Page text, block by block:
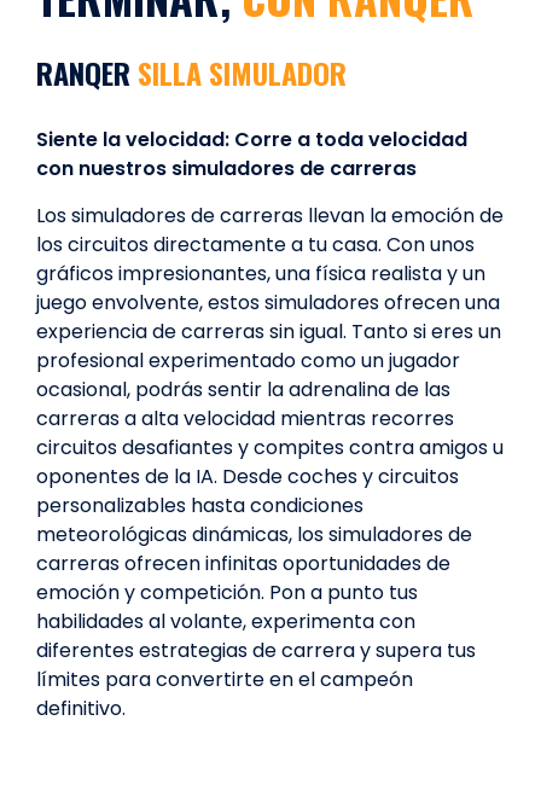
RANQER SILLA SIMULADOR
Siente la velocidad: Corre a toda velocidad
con nuestros simuladores de carreras
Los simuladores de carreras llevan la emoción de
los circuitos directamente a tu casa. Con unos
gráficos impresionantes, una física realista y un
juego envolvente, estos simuladores ofrecen una
experiencia de carreras sin igual. Tanto si eres un
profesional experimentado como un jugador
ocasional, podrás sentir la adrenalina de las
carreras a alta velocidad mientras recorres
circuitos desafiantes y compites contra amigos u
oponentes de la IA. Desde coches y circuitos
personalizables hasta condiciones
meteorológicas dinámicas, los simuladores de
carreras ofrecen infinitas oportunidades de
emoción y competición. Pon a punto tus
habilidades al volante, experimenta con
diferentes estrategias de carrera y supera tus
límites para convertirte en el campeón
definitivo.